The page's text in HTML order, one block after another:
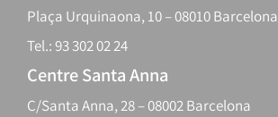
Plaça Urquinaona, 10 – 08010 Barcelona
Tel.: 93 302 02 24
Centre Santa Anna
C/Santa Anna, 28 – 08002 Barcelona